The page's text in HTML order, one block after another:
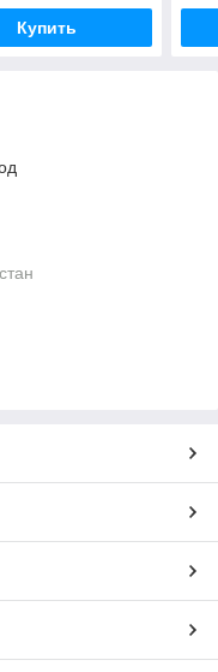
Купить